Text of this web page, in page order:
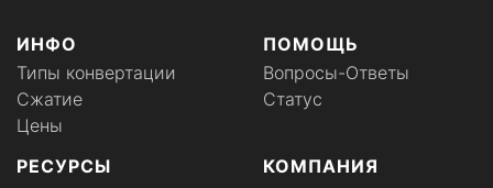
ИНФО
Типы конвертации
Сжатие
Цены
ПОМОЩЬ
Вопросы-Ответы
Статус
РЕСУРСЫ
КОМПАНИЯ